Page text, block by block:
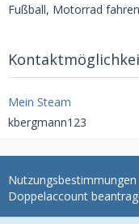
Fußball, Motorrad fahren
Mein Steam
kbergmann123
Nutzungsbestimmungen
Doppelaccount